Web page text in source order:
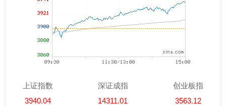
上证指数
3940.04
深证成指
14311.01
创业板指
3563.12